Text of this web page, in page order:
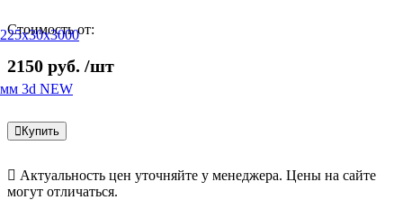
Стоимость от:
2150 руб. /шт
Купить
Актуальность цен уточняйте у менеджера. Цены на сайте
могут отличаться.